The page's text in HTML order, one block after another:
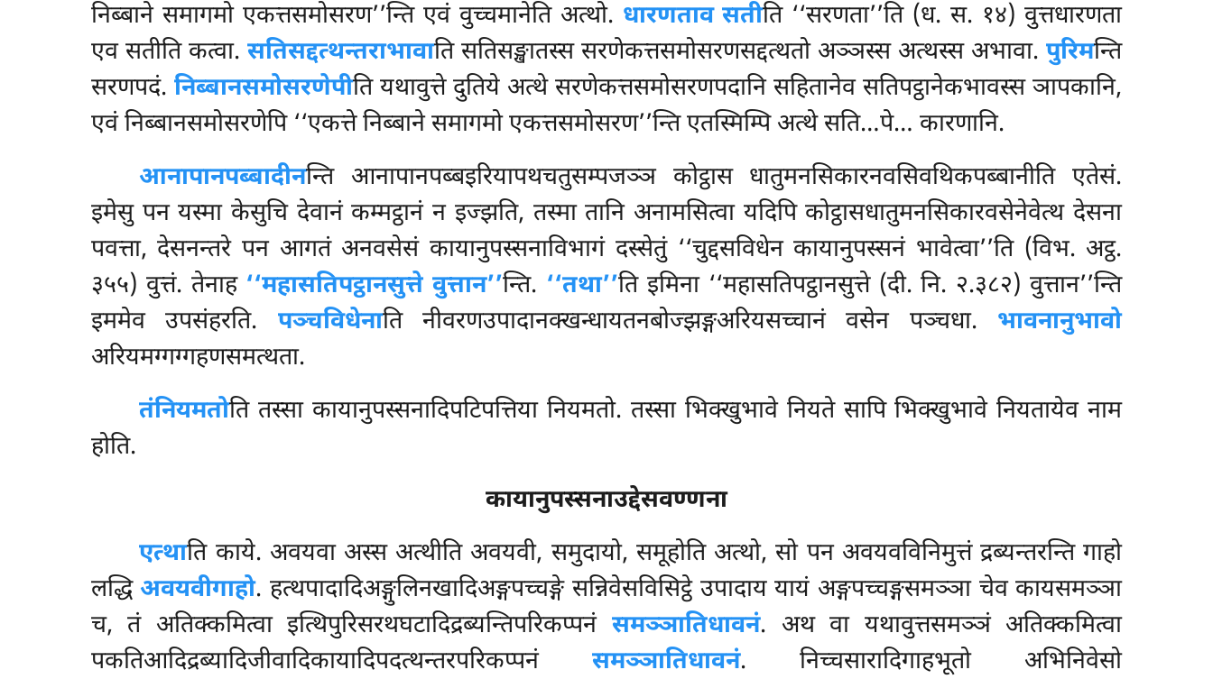
निब्बाने समागमो एकत्तसमोसरण’’न्ति एवं वुच्चमानेति अत्थो. धारणताव सतीति ‘‘सरणता’’ति (ध. स. १४) वुत्तधारणता
एव सतीति कत्वा. सतिसद्दत्थन्तराभावाति सतिसङ्खातस्स सरणेकत्तसमोसरणसद्दत्थतो अञ्ञस्स अत्थस्स अभावा.पुरिमन्ति
सरणपदं. निब्बानसमोसरणेपीति यथावुत्ते दुतिये अत्थे सरणेकत्तसमोसरणपदानि सहितानेव सतिपट्ठानेकभावस्स ञापकानि,
एवं निब्बानसमोसरणेपि ‘‘एकत्ते निब्बाने समागमो एकत्तसमोसरण’’न्ति एतस्मिम्पि अत्थे सति…पे… कारणानि.
आनापानपब्बादीनन्ति आनापानपब्बइरियापथचतुसम्पजञ्ञ कोट्ठास धातुमनसिकारनवसिवथिकपब्बानीति एतेसं.
इमेसु पन यस्मा केसुचि देवानं कम्मट्ठानं न इज्झति, तस्मा तानि अनामसित्वा यदिपि कोट्ठासधातुमनसिकारवसेनेवेत्थ देसना
पवत्ता, देसनन्तरेपन आगतं अनवसेसं कायानुपस्सनाविभागं दस्सेतुं ‘‘चुद्दसविधेन कायानुपस्सनं भावेत्वा’’ति (विभ. अट्ठ.
३५५) वुत्तं. तेनाह ‘‘महासतिपट्ठानसुत्ते वुत्तान’’न्ति. ‘‘तथा’’ति इमिना ‘‘महासतिपट्ठानसुत्ते (दी. नि. २.३८२) वुत्तान’’न्ति
इममेव उपसंहरति. पञ्चविधेनाति नीवरणउपादानक्खन्धायतनबोज्झङ्गअरियसच्चानं वसेन पञ्चधा. भावनानुभावो
अरियमग्गग्गहणसमत्थता.
तंनियमतोतितस्सा कायानुपस्सनादिपटिपत्तिया नियमतो. तस्सा भिक्खुभावे नियते सापि भिक्खुभावे नियतायेव नाम
होति.
कायानुपस्सनाउद्देसवण्णना
एत्थाति काये. अवयवा अस्स अत्थीति अवयवी, समुदायो, समूहोति अत्थो, सो पन अवयवविनिमुत्तं द्रब्यन्तरन्ति गाहो
लद्धि अवयवीगाहो. हत्थपादादिअङ्गुलिनखादिअङ्गपच्चङ्गे सन्निवेसविसिट्ठे उपादाय यायं अङ्गपच्चङ्गसमञ्ञा चेव कायसमञ्ञा
च, तं अतिक्कमित्वा इत्थिपुरिसरथघटादिद्रब्यन्तिपरिकप्पनं समञ्ञातिधावनं. अथ वा यथावुत्तसमञ्ञं अतिक्कमित्वा
पकतिआदिद्रब्यादिजीवादिकायादिपदत्थन्तरपरिकप्पनं समञ्ञातिधावनं. निच्चसारादिगाहभूतो अभिनिवेसो